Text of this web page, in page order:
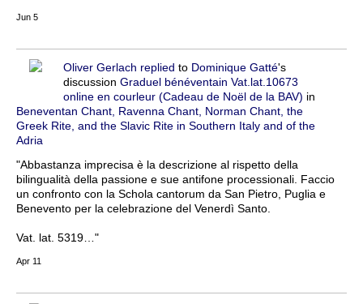
Jun 5
Oliver Gerlach replied to Dominique Gatté's
discussion Graduel bénéventain Vat.lat.10673
online en courleur (Cadeau de Noël de la BAV) in
Beneventan Chant, Ravenna Chant, Norman Chant, the
Greek Rite, and the Slavic Rite in Southern Italy and of the
Adria
"Abbastanza imprecisa è la descrizione al rispetto della
bilingualità della passione e sue antifone processionali. Faccio
un confronto con la Schola cantorum da San Pietro, Puglia e
Benevento per la celebrazione del Venerdì Santo.
Vat. lat. 5319…"
Apr 11